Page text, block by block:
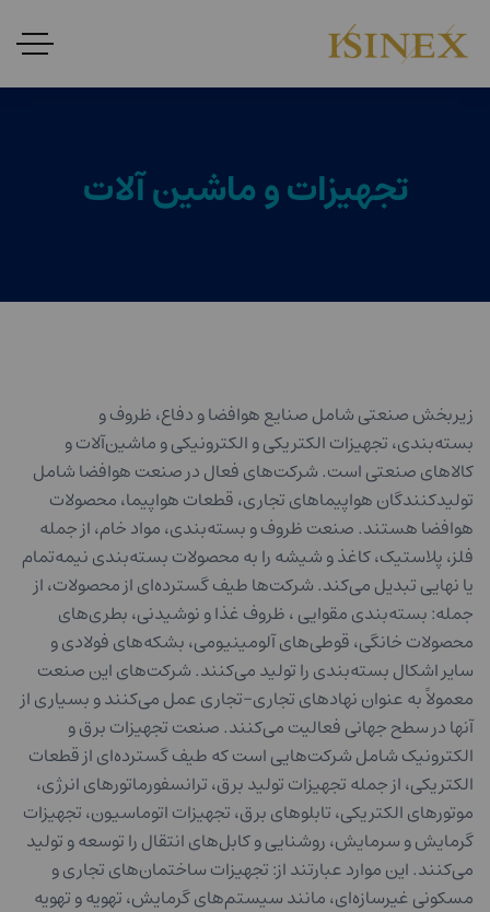
تجهیزات و ماشین آلات
زیربخش صنعتی شامل صنایع هوافضا و دفاع، ظروف و
بسته‌بندی، تجهیزات الکتریکی و الکترونیکی و ماشین‌آلات و
کالاهای صنعتی است. شرکت‌های فعال در صنعت هوافضا شامل
تولیدکنندگان هواپیماهای تجاری، قطعات هواپیما، محصولات
هوافضا هستند. صنعت ظروف و بسته‌بندی، مواد خام، از جمله
فلز، پلاستیک، کاغذ و شیشه را به محصولات بسته‌بندی نیمه‌تمام
یا نهایی تبدیل می‌کند. شرکت‌ها طیف گسترده‌ای از محصولات، از
جمله: بسته‌بندی مقوایی ، ظروف غذا و نوشیدنی، بطری‌های
محصولات خانگی، قوطی‌های آلومینیومی، بشکه‌های فولادی و
سایر اشکال بسته‌بندی را تولید می‌کنند. شرکت‌های این صنعت
معمولاً به عنوان نهادهای تجاری-تجاری عمل می‌کنند و بسیاری از
آنها در سطح جهانی فعالیت می‌کنند. صنعت تجهیزات برق و
الکترونیک شامل شرکت‌هایی است که طیف گسترده‌ای از قطعات
الکتریکی، از جمله تجهیزات تولید برق، ترانسفورماتورهای انرژی،
موتورهای الکتریکی، تابلوهای برق، تجهیزات اتوماسیون، تجهیزات
گرمایش و سرمایش، روشنایی و کابل‌های انتقال را توسعه و تولید
می‌کنند. این موارد عبارتند از: تجهیزات ساختمان‌های تجاری و
مسکونی غیرسازه‌ای، مانند سیستم‌های گرمایش، تهویه و تهویه